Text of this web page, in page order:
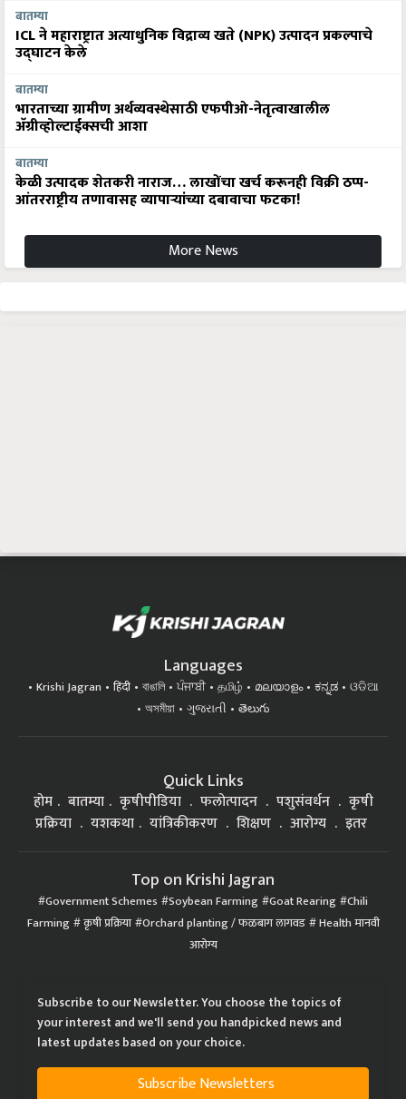
बातम्या
ICL ने महाराष्ट्रात अत्याधुनिक विद्राव्य खते (NPK) उत्पादन प्रकल्पाचे
उद्घाटन केले
बातम्या
भारताच्या ग्रामीण अर्थव्यवस्थेसाठी एफपीओ-नेतृत्वाखालील
अ‍ॅग्रीव्होल्टाईक्सची आशा
बातम्या
केळी उत्पादक शेतकरी नाराज… लाखोंचा खर्च करूनही विक्री ठप्प-
आंतरराष्ट्रीय तणावासह व्यापाऱ्यांच्या दबावाचा फटका!
More News
Languages
Krishi Jagran हिंदी বাঙালি ਪੰਜਾਬੀ தமிழ் മലയാളം ಕನ್ನಡ
ଓଡିଆ
অসমীয়া
ગુજરાતી తెలుగు
Quick Links
होम बातम्या कृषीपीडिया फलोत्पादन पशुसंवर्धन
कृषी
प्रक्रिया
यशकथा यांत्रिकीकरण शिक्षण आरोग्य इतर
Top on Krishi Jagran
Government Schemes Soybean Farming Goat Rearing Chili
Farming कृषी प्रक्रिया Orchard planting / फळबाग लागवड Health मानवी
आरोग्य
Subscribe to our Newsletter. You choose the topics of
your interest and we'll send you handpicked news and
latest updates based on your choice.
Subscribe Newsletters